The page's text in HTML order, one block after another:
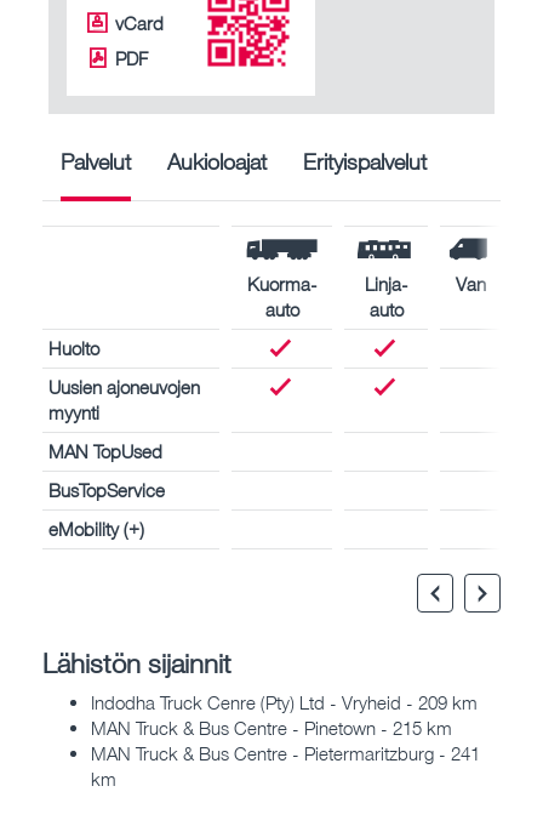
vCard
PDF
Palvelut Aukioloajat Erityispalvelut
Kuorma-
auto
Linja-
auto
Van
Huolto
Uusien ajoneuvojen
myynti
MAN TopUsed
BusTopService
eMobility (+)
Lähistön sijainnit
Indodha Truck Cenre (Pty) Ltd - Vryheid - 209 km
MAN Truck & Bus Centre - Pinetown - 215 km
MAN Truck & Bus Centre - Pietermaritzburg - 241
km